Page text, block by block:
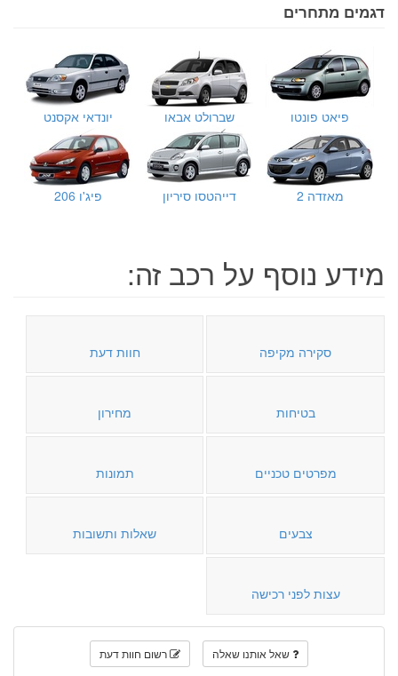
דגמים מתחרים
פיאט פונטו שברולט אבאו יונדאי אקסנט
מאזדה 2 דייהטסו סיריון פיג'ו 206
מידע נוסף על רכב זה:
סקירה מקיפה חוות דעת
בטיחות מחירון
מפרטים טכניים תמונות
צבעים שאלות ותשובות
עצות לפני רכישה
שאל אותנו שאלה רשום חוות דעת